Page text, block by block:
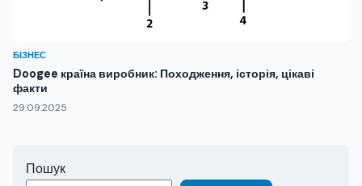
БІЗНЕС
Doogee країна виробник: Походження, історія, цікаві
факти
29.09.2025
Пошук